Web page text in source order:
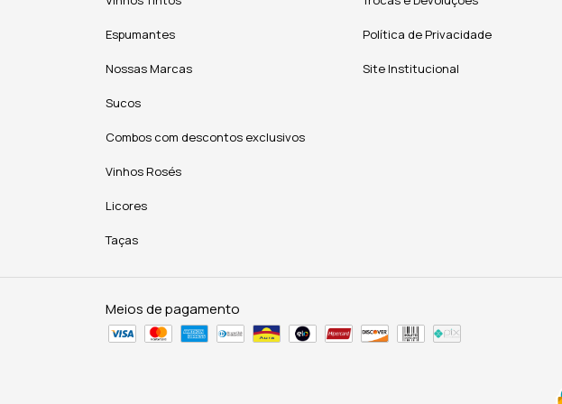
Espumantes
Nossas Marcas
Sucos
Combos com descontos exclusivos
Vinhos Rosés
Licores
Taças
Política de Privacidade
Site Institucional
Meios de pagamento